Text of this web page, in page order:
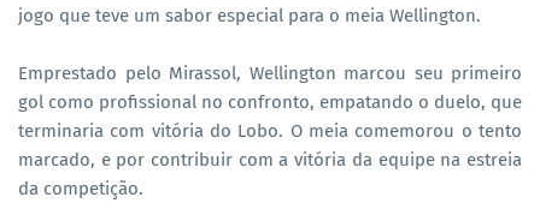
jogo que teve um sabor especial para o meia Wellington.
Emprestado pelo Mirassol, Wellington marcou seu primeiro
gol como profissional no confronto, empatando o duelo, que
terminaria com vitória do Lobo. O meia comemorou o tento
marcado, e por contribuir com a vitória da equipe na estreia
da competição.